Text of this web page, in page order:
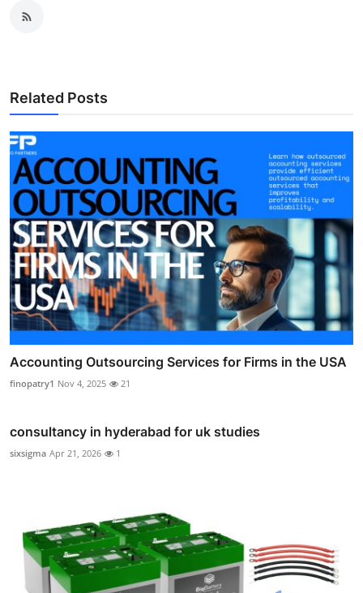
Related Posts
Accounting Outsourcing Services for Firms in the USA
finopatry1 Nov 4, 2025 21
consultancy in hyderabad for uk studies
sixsigma Apr 21, 2026 1